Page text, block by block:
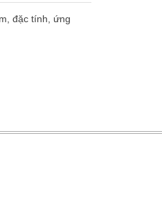
đặc tính, ứng